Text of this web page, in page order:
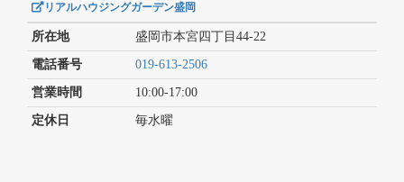
リアルハウジングガーデン盛岡
所在地 盛岡市本宮四丁目44-22
電話番号 019-613-2506
営業時間 10:00-17:00
定休日 毎水曜